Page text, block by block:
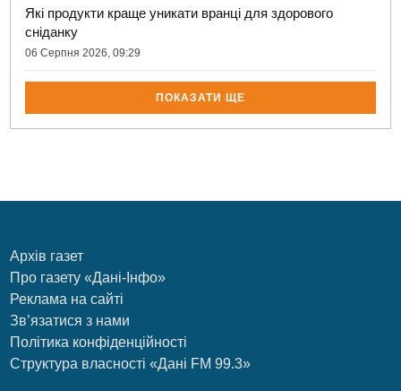
Які продукти краще уникати вранці для здорового
сніданку
06 Серпня 2026, 09:29
ПОКАЗАТИ ЩЕ
Архів газет
Про газету «Дані-Інфо»
Реклама на сайті
Зв’язатися з нами
Політика конфіденційності
Структура власності «Дані FM 99.3»